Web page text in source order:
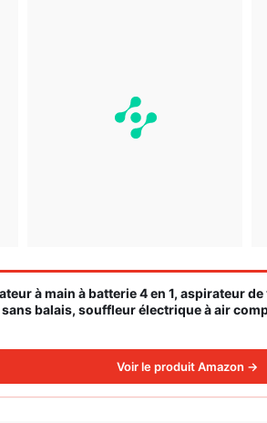
à main à batterie 4 en 1, aspirateur
balais, souffleur électrique à air
poils d'animaux
Voir le produit Amazon →